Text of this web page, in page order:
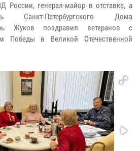
России, генерал-майор в отставке, а
Санкт-Петербургского Дома
Жуков поздравил ветеранов с
Победы в Великой Отечественной